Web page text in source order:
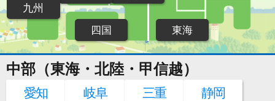
東海
四国
九州
中部（東海・北陸・甲信越）
愛知 岐阜 三重
静岡